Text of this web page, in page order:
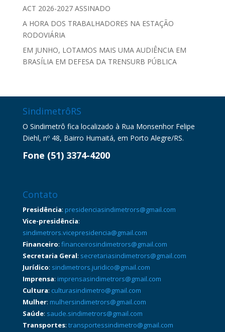
ACT 2026-2027 ASSINADO
A HORA DOS TRABALHADORES NA ESTAÇÃO
RODOVIÁRIA
EM JUNHO, LOTAMOS MAIS UMA AUDIÊNCIA EM
BRASÍLIA EM DEFESA DA TRENSURB PÚBLICA
SindimetrôRS
O Sindimetrô fica localizado à Rua Monsenhor Felipe
Diehl, nº 48, Bairro Humaitá, em Porto Alegre/RS.
Fone (51) 3374-4200
Contato
Presidência: presidenciasindimetrors@gmail.com
Vice-presidência:
sindimetrors.vicepresidencia@gmail.com
Financeiro: financeirosindimetrors@gmail.com
Secretaria Geral: secretariasindimetrors@gmail.com
Jurídico: sindimetrors.juridico@gmail.com
Imprensa: imprensasindimetrors@gmail.com
Cultura: culturasindimetro@gmail.com
Mulher: mulhersindimetrors@gmail.com
Saúde: saude.sindimetrors@gmail.com
Transportes: transportessindimetro@gmail.com